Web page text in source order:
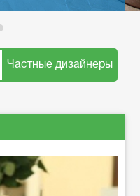
Частные дизайнеры